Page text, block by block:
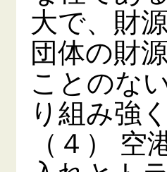
大で、財
団体の財
ことのな
り組み強
（４）